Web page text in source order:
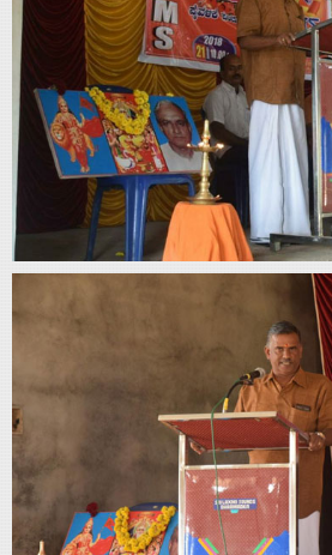
Home